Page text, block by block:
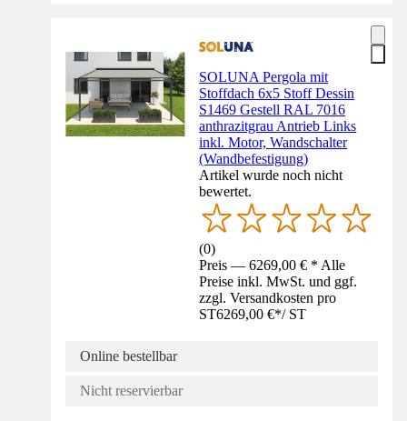
SOLUNA Pergola mit
Stoffdach 6x5 Stoff Dessin
S1469 Gestell RAL 7016
anthrazitgrau Antrieb Links
inkl. Motor, Wandschalter
(Wandbefestigung)
Artikel wurde noch nicht
bewertet.
(0)
Preis — 6269,00 € * Alle
Preise inkl. MwSt. und ggf.
zzgl. Versandkosten pro
ST6269,00 €*/ ST
Online bestellbar
Nicht reservierbar